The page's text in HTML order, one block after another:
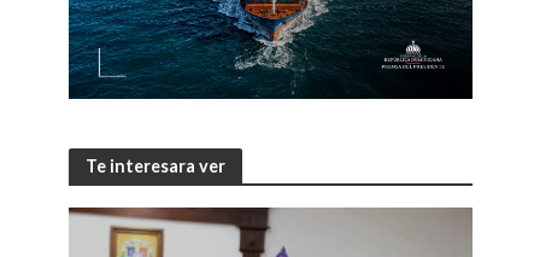
Te interesara ver